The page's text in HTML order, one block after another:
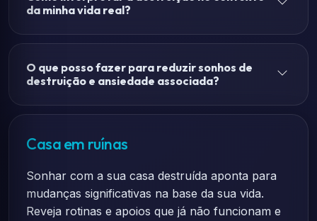
da minha vida real?
O que posso fazer para reduzir sonhos de
destruição e ansiedade associada?
Casa em ruínas
Sonhar com a sua casa destruída aponta para
mudanças significativas na base da sua vida.
Reveja rotinas e apoios que já não funcionam e